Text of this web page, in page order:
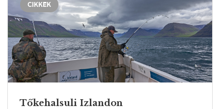
CIKKEK
Tőkehalsuli Izlandon